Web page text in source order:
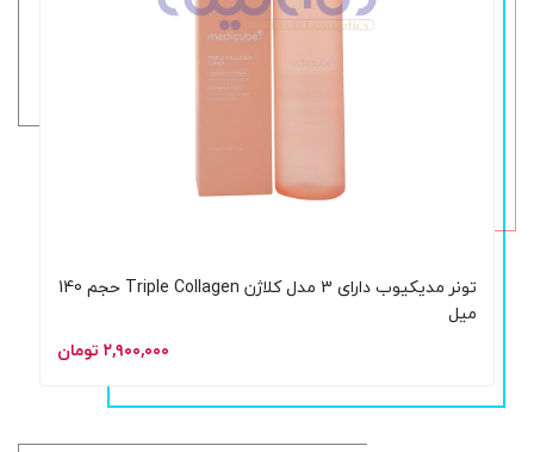
تونر مدیکیوب دارای 3 مدل کلاژن Triple Collagen حجم 140
میل
۲,۹۰۰,۰۰۰ تومان